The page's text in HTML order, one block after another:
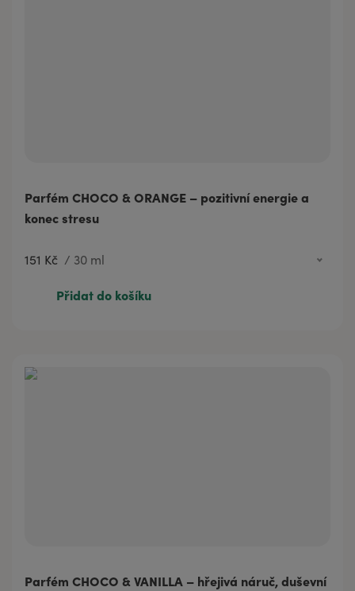
Parfém CHOCO & ORANGE – pozitivní energie a
konec stresu
151 Kč / 30 ml
Přidat do košíku
Parfém CHOCO & VANILLA – hřejivá náruč, duševní